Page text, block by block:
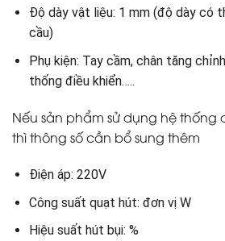
Độ dày vật liệu: 1 mm (độ dày có
cầu)
Phụ kiện: Tay cầm, chân tăng
thống điều khiển…..
Nếu sản phẩm sử dụng hệ thống
thì thông số cần bổ sung thêm
Điện áp: 220V
Công suất quạt hút: đơn vị W
Hiệu suất hút bụi: %